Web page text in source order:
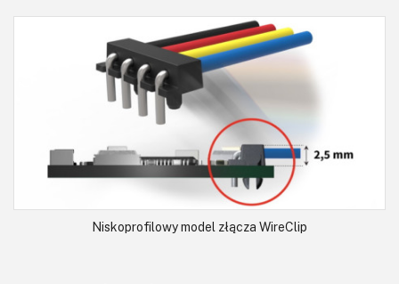
Niskoprofilowy model złącza WireClip